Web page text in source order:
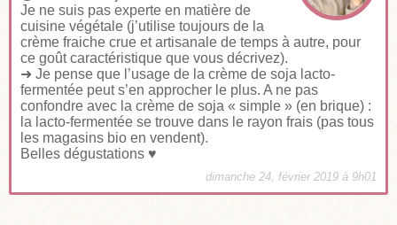
Je ne suis pas experte en matière de
cuisine végétale (j’utilise toujours de la
crème fraiche crue et artisanale de temps à autre, pour
ce goût caractéristique que vous décrivez).
➜ Je pense que l’usage de la crème de soja lacto-
fermentée peut s’en approcher le plus. A ne pas
confondre avec la crème de soja « simple » (en brique) :
la lacto-fermentée se trouve dans le rayon frais (pas tous
les magasins bio en vendent).
Belles dégustations ♥
dimanche 24, février 2019 à 9h01